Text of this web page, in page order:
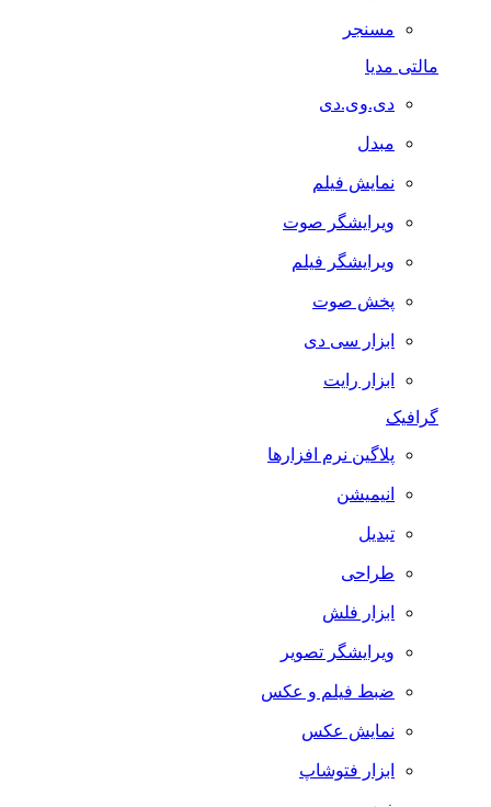
مسنجر
مالتی مدیا
دی.وی.دی
مبدل
نمایش فیلم
ویرایشگر صوت
ویرایشگر فیلم
پخش صوت
ابزار سی دی
ابزار رایت
گرافیک
پلاگین نرم افزارها
انیمیشن
تبدیل
طراحی
ابزار فلش
ویرایشگر تصویر
ضبط فيلم و عكس
نمایش عکس
ابزار فتوشاپ